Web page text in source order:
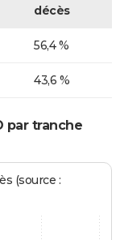
décès
56,4 %
43,6 %
par tranche
(source :